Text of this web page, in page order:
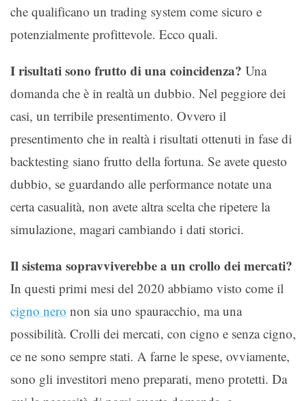
che qualificano un trading system come sicuro e
potenzialmente profittevole. Ecco quali.
I risultati sono frutto di una coincidenza? Una
domanda che è in realtà un dubbio. Nel peggiore dei
casi, un terribile presentimento. Ovvero il
presentimento che in realtà i risultati ottenuti in fase di
backtesting siano frutto della fortuna. Se avete questo
dubbio, se guardando alle performance notate una
certa casualità, non avete altra scelta che ripetere la
simulazione, magari cambiando i dati storici.
Il sistema sopravviverebbe a un crollo dei mercati?
In questi primi mesi del 2020 abbiamo visto come il
cigno nero non sia uno spauracchio, ma una
possibilità. Crolli dei mercati, con cigno e senza cigno,
ce ne sono sempre stati. A farne le spese, ovviamente,
sono gli investitori meno preparati, meno protetti. Da